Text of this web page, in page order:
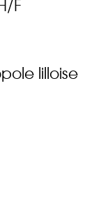
lilloise